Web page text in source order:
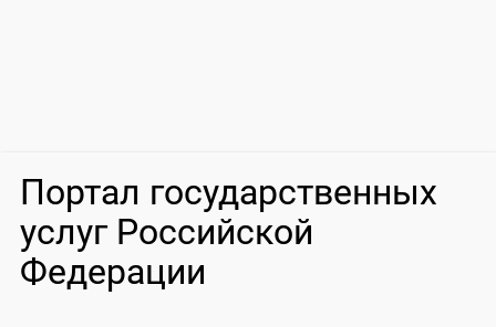
Портал государственных
услуг Российской
Федерации